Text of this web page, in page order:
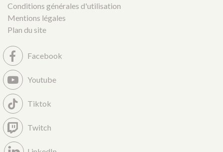
Conditions générales d'utilisation
Mentions légales
Plan du site
Facebook
Youtube
Tiktok
Twitch